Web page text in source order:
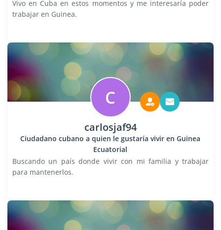
Vivo en Cuba en estos momentos y me interesaría poder
trabajar en Guinea.
C
carlosjaf94
Ciudadano cubano a quien le gustaría vivir en Guinea
Ecuatorial
Buscando un país donde vivir con mi familia y trabajar
para mantenerlos.